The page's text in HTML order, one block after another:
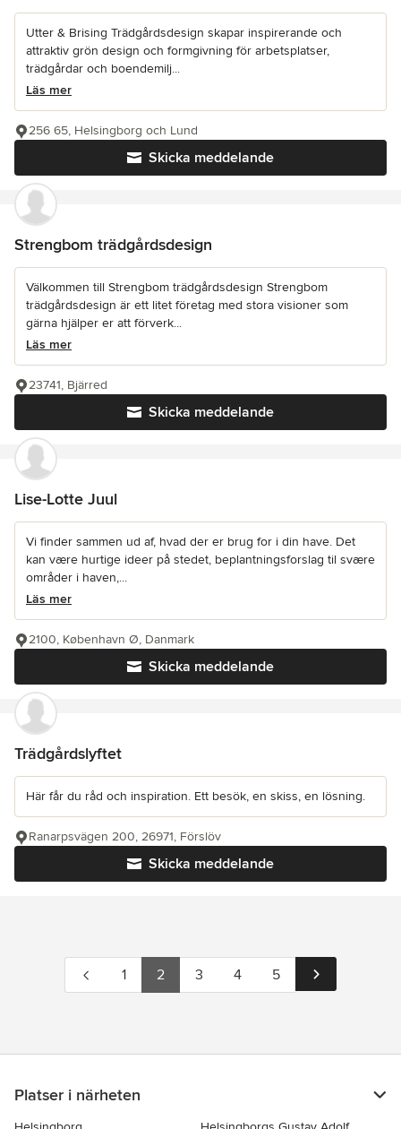
Utter & Brising Trädgårdsdesign skapar inspirerande och
attraktiv grön design och formgivning för arbetsplatser,
trädgårdar och boendemilj...
Läs mer
Skicka meddelande
256 65, Helsingborg och Lund
Strengbom trädgårdsdesign
Välkommen till Strengbom trädgårdsdesign Strengbom
trädgårdsdesign är ett litet företag med stora visioner som
gärna hjälper er att förverk...
Läs mer
Skicka meddelande
23741, Bjärred
Lise-Lotte Juul
Vi finder sammen ud af, hvad der er brug for i din have. Det
kan være hurtige ideer på stedet, beplantningsforslag til svære
områder i haven,...
Läs mer
Skicka meddelande
2100, København Ø, Danmark
Trädgårdslyftet
Här får du råd och inspiration. Ett besök, en skiss, en lösning.
Skicka meddelande
Ranarpsvägen 200, 26971, Förslöv
1 2 3 4 5
Platser i närheten